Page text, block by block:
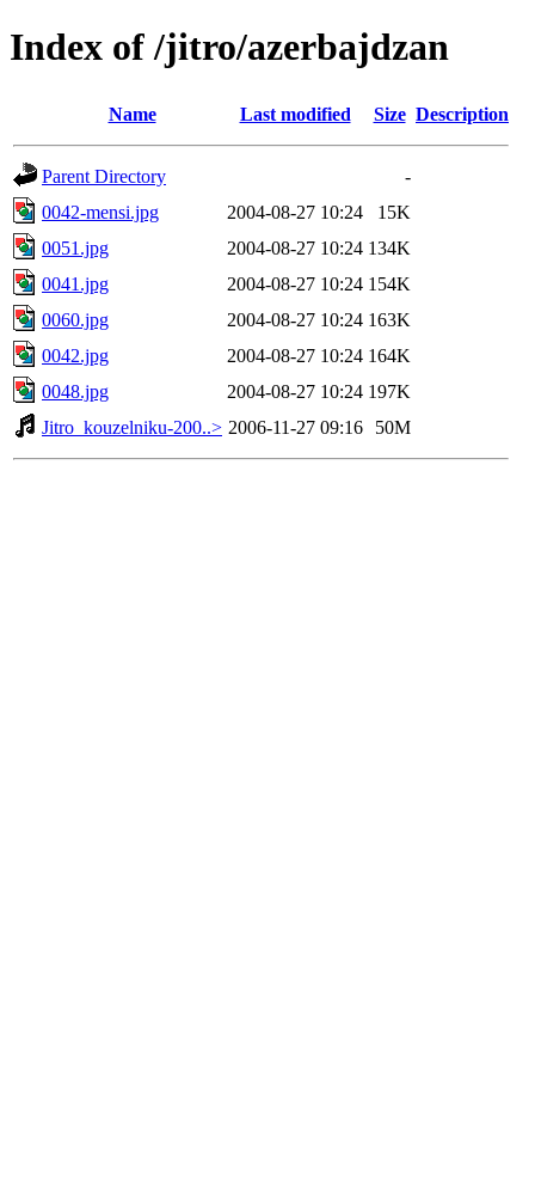
Index of /jitro/azerbajdzan
Name Last modified Size Description
Parent Directory
-
0042-mensi.jpg
2004-08-27 10:24
15K
0051.jpg
2004-08-27 10:24 134K
0041.jpg
2004-08-27 10:24 154K
0060.jpg
2004-08-27 10:24 163K
0042.jpg
2004-08-27 10:24 164K
0048.jpg
2004-08-27 10:24 197K
Jitro_kouzelniku-200..> 2006-11-27 09:16 50M